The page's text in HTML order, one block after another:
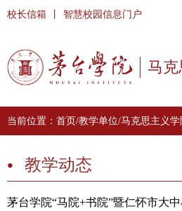
马
校长信箱 智慧校园信息门户
当前位置： 首页/教学单位/马克思主义学
教学动态